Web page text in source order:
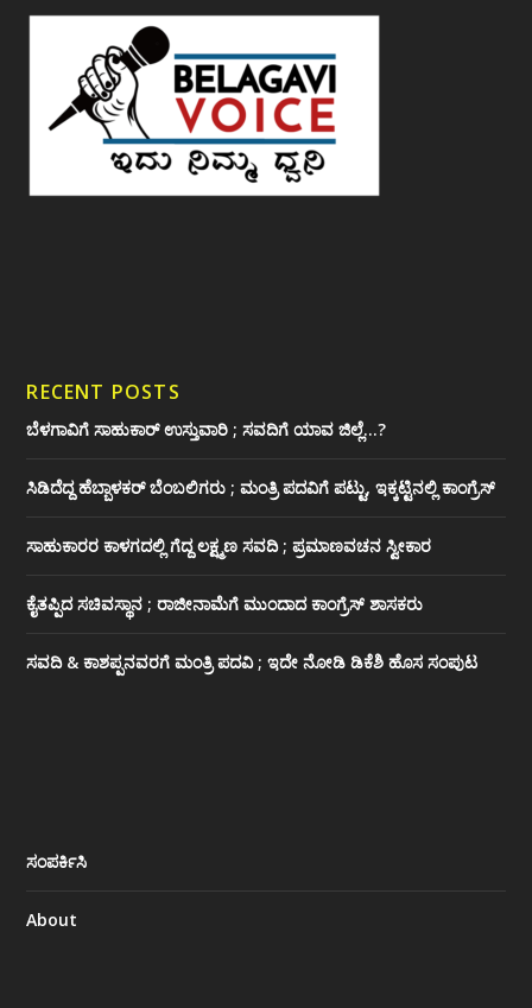
RECENT POSTS
ಬೆಳಗಾವಿಗೆ ಸಾಹುಕಾರ್ ಉಸ್ತುವಾರಿ ; ಸವದಿಗೆ ಯಾವ ಜಿಲ್ಲೆ…?
ಸಿಡಿದೆದ್ದ ಹೆಬ್ಬಾಳಕರ್ ಬೆಂಬಲಿಗರು ; ಮಂತ್ರಿ ಪದವಿಗೆ ‌ಪಟ್ಟು, ಇಕ್ಕಟ್ಟಿನಲ್ಲಿ ಕಾಂಗ್ರೆಸ್
ಸಾಹುಕಾರರ ಕಾಳಗದಲ್ಲಿ ಗೆದ್ದ ಲಕ್ಷ್ಮಣ ಸವದಿ ; ಪ್ರಮಾಣವಚನ ಸ್ವೀಕಾರ
ಕೈತಪ್ಪಿದ ಸಚಿವಸ್ಥಾನ ; ರಾಜೀನಾಮೆಗೆ ಮುಂದಾದ ಕಾಂಗ್ರೆಸ್ ‌ಶಾಸಕರು
ಸವದಿ & ಕಾಶಪ್ಪನವರಗೆ ಮಂತ್ರಿ ಪದವಿ ; ಇದೇ ನೋಡಿ‌ ಡಿಕೆಶಿ ಹೊಸ ಸಂಪುಟ
ಸಂಪರ್ಕಿಸಿ
About